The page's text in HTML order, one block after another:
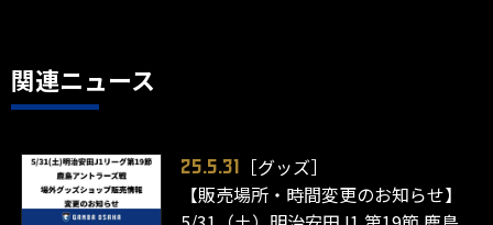
関連ニュース
25.5.31
［グッズ］
【販売場所・時間変更のお知らせ】